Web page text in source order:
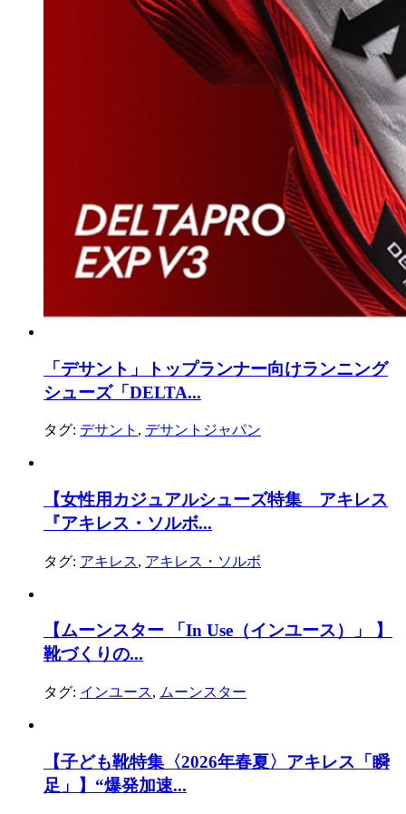
「デサント」トップランナー向けランニング
シューズ「DELTA...
タグ: デサント , デサントジャパン
【女性用カジュアルシューズ特集 アキレス
『アキレス・ソルボ...
タグ: アキレス, アキレス・ソルボ
【ムーンスター 「In Use（インユース）」 】
靴づくりの...
タグ: インユース, ムーンスター
【子ども靴特集〈2026年春夏〉アキレス「瞬
足」】“爆発加速...